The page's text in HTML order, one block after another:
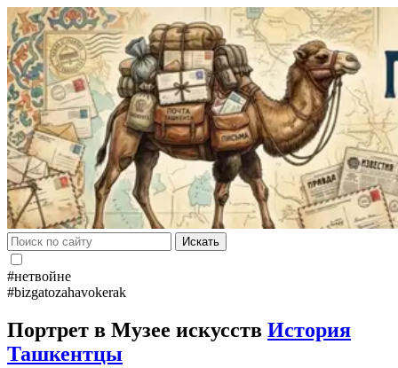
Искать
#нетвойне
#bizgatozahavokerak
Портрет в Музее искусств История
Ташкентцы